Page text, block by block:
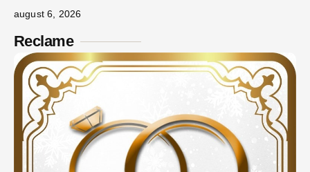
august 6, 2026
Reclame